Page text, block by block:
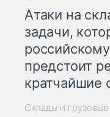
Атаки на
задачи,
предстоит
кратчайшие
Склады и